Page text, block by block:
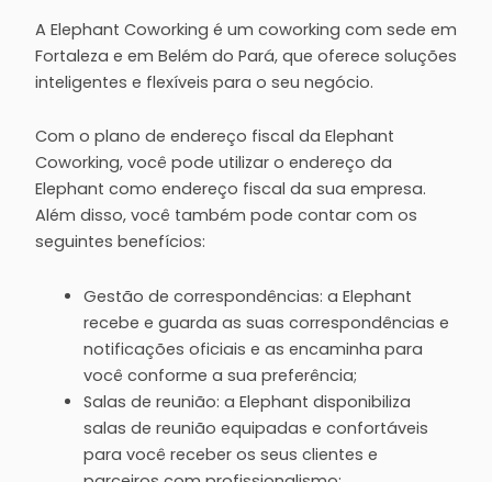
A Elephant Coworking é um coworking com sede em
Fortaleza e em Belém do Pará, que oferece soluções
inteligentes e flexíveis para o seu negócio.
Com o plano de endereço fiscal da Elephant
Coworking, você pode utilizar o endereço da
Elephant como endereço fiscal da sua empresa.
Além disso, você também pode contar com os
seguintes benefícios:
Gestão de correspondências: a Elephant
recebe e guarda as suas correspondências e
notificações oficiais e as encaminha para
você conforme a sua preferência;
Salas de reunião: a Elephant disponibiliza
salas de reunião equipadas e confortáveis
para você receber os seus clientes e